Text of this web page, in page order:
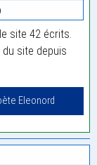
site 42 écrits.
site depuis
Eleonord